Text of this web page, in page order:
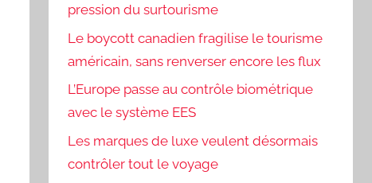
pression du surtourisme
Le boycott canadien fragilise le tourisme
américain, sans renverser encore les flux
L’Europe passe au contrôle biométrique
avec le système EES
Les marques de luxe veulent désormais
contrôler tout le voyage